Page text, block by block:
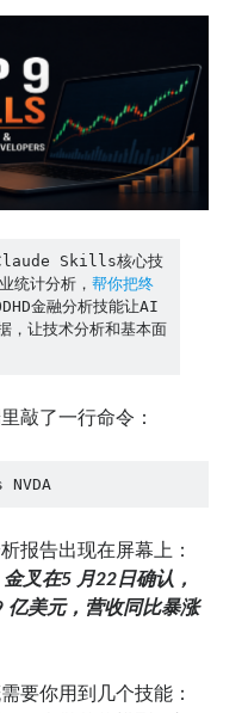
亿
12年才能退休
Claude Skills核心技
统计分析， 帮你把终
金融分析技能让AI
，让技术分析和基本面
敲了一行命令：
报告出现在屏幕上：
叉在5 月22日确认，
亿美元，营收同比暴涨
要你用到几个技能：